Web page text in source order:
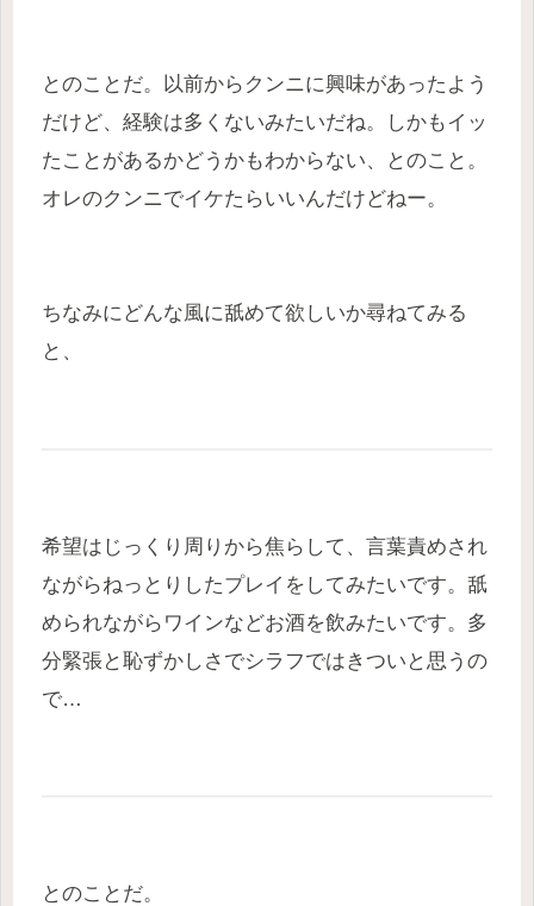
とのことだ。以前からクンニに興味があったよう
だけど、経験は多くないみたいだね。しかもイッ
たことがあるかどうかもわからない、とのこと。
オレのクンニでイケたらいいんだけどねー。
ちなみにどんな風に舐めて欲しいか尋ねてみる
と、
希望はじっくり周りから焦らして、言葉責めされ
ながらねっとりしたプレイをしてみたいです。舐
められながらワインなどお酒を飲みたいです。多
分緊張と恥ずかしさでシラフではきついと思うの
で…
とのことだ。